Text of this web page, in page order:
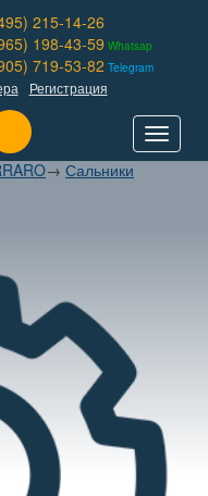
215-14-26
198-43-59 Whatsap
719-53-82 Telegram
Регистрация
Toggle
→ Сальники